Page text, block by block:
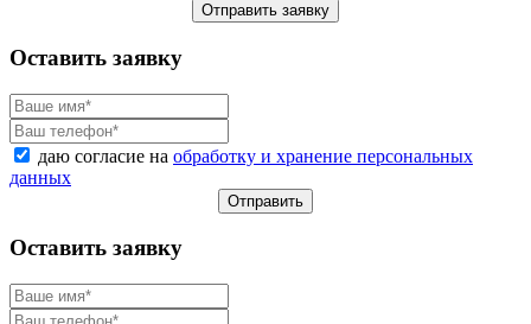
Отправить заявку
Оставить заявку
даю согласие на обработку и хранение персональных
данных
Отправить
Оставить заявку